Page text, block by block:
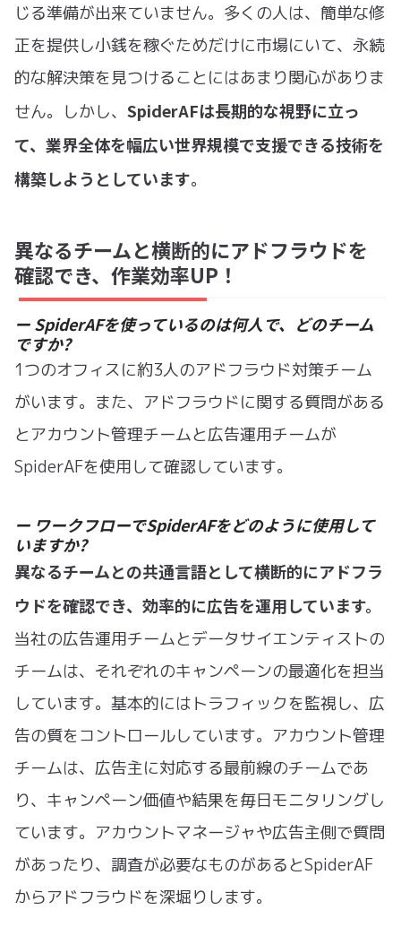
じる準備が出来ていません。多くの人は、簡単な修
正を提供し小銭を稼ぐためだけに市場にいて、永続
的な解決策を見つけることにはあまり関心がありま
せん。しかし、 SpiderAFは長期的な視野に立っ
て、業界全体を幅広い世界規模で支援できる技術を
構築しようとしています。
異なるチームと横断的にアドフラウドを
確認でき、作業効率UP！
ー SpiderAFを使っているのは何人で、どのチーム
ですか?
1つのオフィスに約3人のアドフラウド対策チーム
がいます。また、アドフラウドに関する質問がある
とアカウント管理チームと広告運用チームが
SpiderAFを使用して確認しています。
ー ワークフローでSpiderAFをどのように使用して
いますか?
異なるチームとの共通言語として横断的にアドフラ
ウドを確認でき、効率的に広告を運用しています。
当社の広告運用チームとデータサイエンティストの
チームは、それぞれのキャンペーンの最適化を担当
しています。基本的にはトラフィックを監視し、広
告の質をコントロールしています。アカウント管理
チームは、広告主に対応する最前線のチームであ
り、キャンペーン価値や結果を毎日モニタリングし
ています。アカウントマネージャや広告主側で質問
があったり、調査が必要なものがあるとSpiderAF
からアドフラウドを深堀りします。